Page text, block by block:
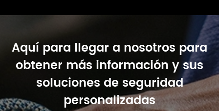
Aquí para llegar a nosotros para
obtener más información y sus
soluciones de seguridad
personalizadas